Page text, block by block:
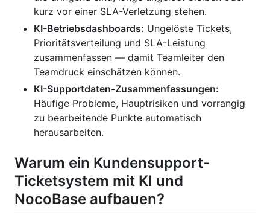
kurz vor einer SLA-Verletzung stehen.
KI-Betriebsdashboards: Ungelöste Tickets,
Prioritätsverteilung und SLA-Leistung
zusammenfassen — damit Teamleiter den
Teamdruck einschätzen können.
KI-Supportdaten-Zusammenfassungen:
Häufige Probleme, Hauptrisiken und vorrangig
zu bearbeitende Punkte automatisch
herausarbeiten.
Warum ein Kundensupport-
Ticketsystem mit KI und
NocoBase aufbauen?